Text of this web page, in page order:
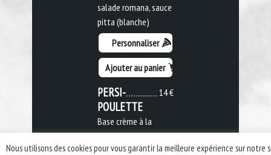
salade romana, sauce
pitta (blanche)
Personnaliser
Ajouter au panier
14 €
PERSI-
POULETTE
Base crème à la
moutarde,
mozzarella fior di
Nous utilisons des cookies pour vous garantir la meilleure expérience sur notre